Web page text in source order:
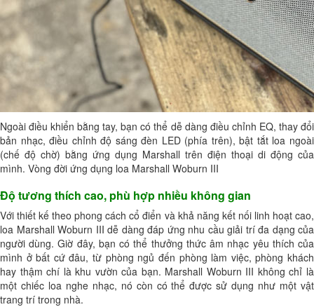
Ngoài điều khiển bằng tay, bạn có thể dễ dàng điều chỉnh EQ, thay đổi
bản nhạc, điều chỉnh độ sáng đèn LED (phía trên), bật tắt loa ngoài
(chế độ chờ) bằng ứng dụng Marshall trên điện thoại di động của
mình. Vòng đời ứng dụng loa Marshall Woburn III
Độ tương thích cao, phù hợp nhiều không gian
Với thiết kế theo phong cách cổ điển và khả năng kết nối linh hoạt cao,
loa Marshall Woburn III dễ dàng đáp ứng nhu cầu giải trí đa dạng của
người dùng. Giờ đây, bạn có thể thưởng thức âm nhạc yêu thích của
mình ở bất cứ đâu, từ phòng ngủ đến phòng làm việc, phòng khách
hay thậm chí là khu vườn của bạn. Marshall Woburn III không chỉ là
một chiếc loa nghe nhạc, nó còn có thể được sử dụng như một vật
trang trí trong nhà.